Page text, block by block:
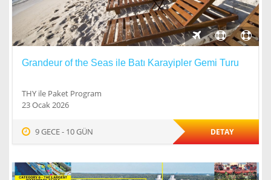
Grandeur of the Seas ile Batı Karayipler Gemi Turu
THY ile Paket Program
23 Ocak 2026
9 GECE - 10 GÜN DETAY